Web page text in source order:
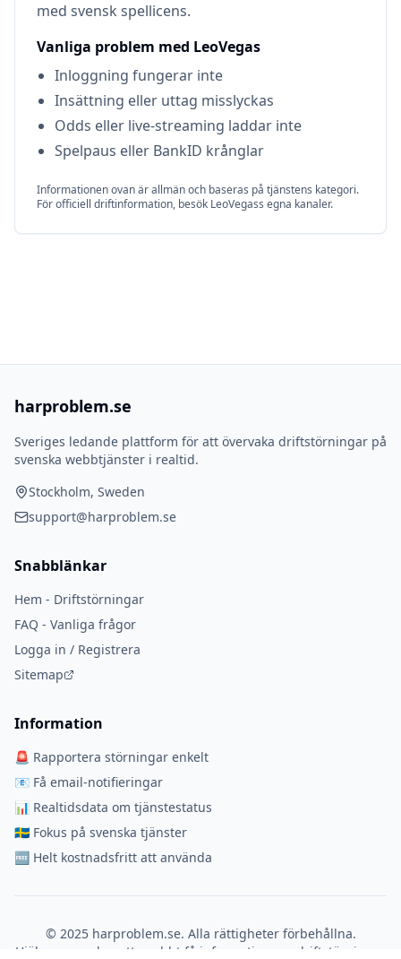
med svensk spellicens.
Vanliga problem med LeoVegas
Inloggning fungerar inte
Insättning eller uttag misslyckas
Odds eller live-streaming laddar inte
Spelpaus eller BankID krånglar
Informationen ovan är allmän och baseras på tjänstens kategori.
För officiell driftinformation, besök LeoVegass egna kanaler.
harproblem.se
Sveriges ledande plattform för att övervaka driftstörningar på
svenska webbtjänster i realtid.
Stockholm, Sweden
support@harproblem.se
Snabblänkar
Hem - Driftstörningar
FAQ - Vanliga frågor
Logga in / Registrera
Sitemap
Information
🚨 Rapportera störningar enkelt
📧 Få email-notifieringar
📊 Realtidsdata om tjänstestatus
🇸🇪 Fokus på svenska tjänster
🆓 Helt kostnadsfritt att använda
© 2025 harproblem.se. Alla rättigheter förbehållna.
Hjälper svenskar att snabbt få information om driftstörningar